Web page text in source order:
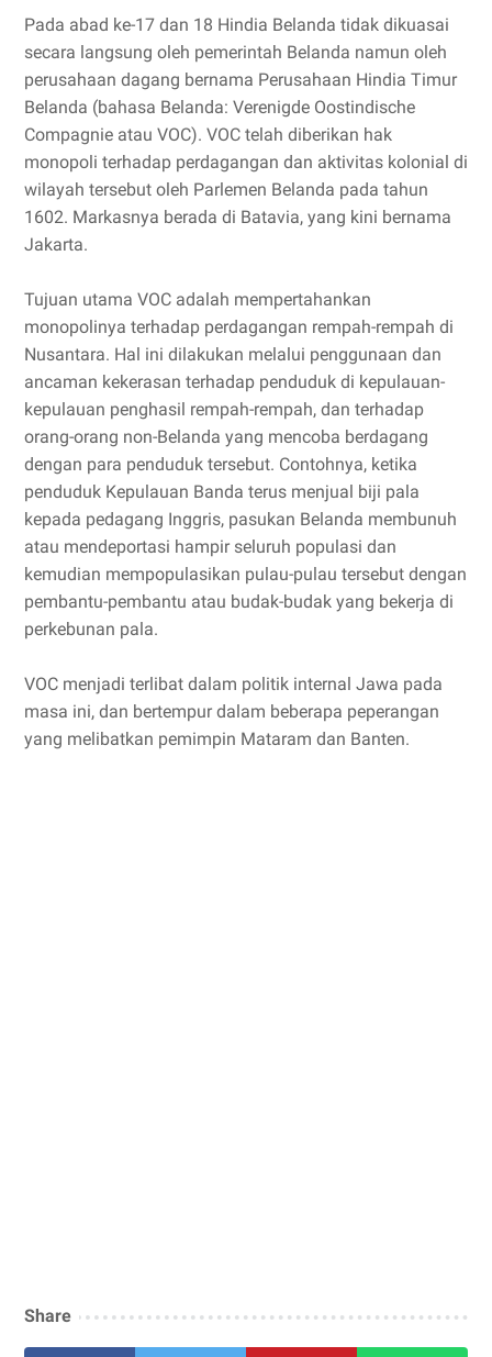
Pada abad ke-17 dan 18 Hindia Belanda tidak dikuasai
secara langsung oleh pemerintah Belanda namun oleh
perusahaan dagang bernama Perusahaan Hindia Timur
Belanda (bahasa Belanda: Verenigde Oostindische
Compagnie atau VOC). VOC telah diberikan hak
monopoli terhadap perdagangan dan aktivitas kolonial di
wilayah tersebut oleh Parlemen Belanda pada tahun
1602. Markasnya berada di Batavia, yang kini bernama
Jakarta.
Tujuan utama VOC adalah mempertahankan
monopolinya terhadap perdagangan rempah-rempah di
Nusantara. Hal ini dilakukan melalui penggunaan dan
ancaman kekerasan terhadap penduduk di kepulauan-
kepulauan penghasil rempah-rempah, dan terhadap
orang-orang non-Belanda yang mencoba berdagang
dengan para penduduk tersebut. Contohnya, ketika
penduduk Kepulauan Banda terus menjual biji pala
kepada pedagang Inggris, pasukan Belanda membunuh
atau mendeportasi hampir seluruh populasi dan
kemudian mempopulasikan pulau-pulau tersebut dengan
pembantu-pembantu atau budak-budak yang bekerja di
perkebunan pala.
VOC menjadi terlibat dalam politik internal Jawa pada
masa ini, dan bertempur dalam beberapa peperangan
yang melibatkan pemimpin Mataram dan Banten.
Share